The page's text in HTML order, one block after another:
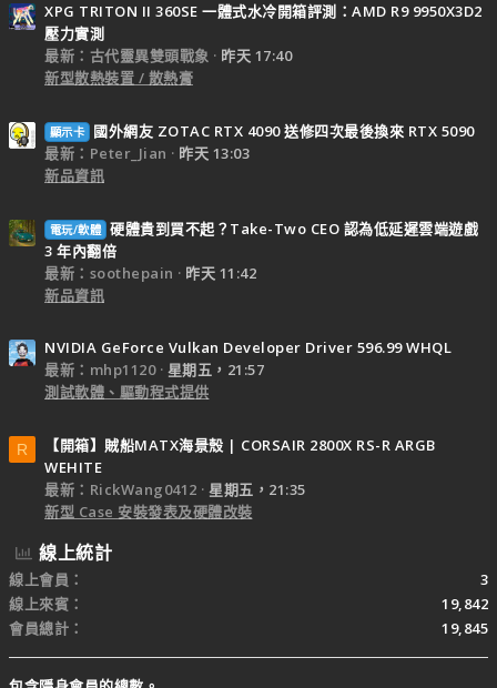
XPG TRITON II 360SE 一體式水冷開箱評測：AMD R9 9950X3D2
壓力實測
最新：古代靈異雙頭戰象
昨天 17:40
新型散熱裝置 / 散熱膏
顯示卡
國外網友 ZOTAC RTX 4090 送修四次最後換來 RTX 5090
最新：Peter_Jian
昨天 13:03
新品資訊
電玩/軟體 硬體貴到買不起？Take-Two CEO 認為低延遲雲端遊戲
3 年內翻倍
最新：soothepain
昨天 11:42
新品資訊
NVIDIA GeForce Vulkan Developer Driver 596.99 WHQL
最新：mhp1120
星期五，21:57
測試軟體、驅動程式提供
R
【開箱】賊船MATX海景殼 | CORSAIR 2800X RS-R ARGB
WEHITE
最新：RickWang0412
星期五，21:35
新型 Case 安裝發表及硬體改裝
線上統計
線上會員
3
線上來賓
19,842
會員總計
19,845